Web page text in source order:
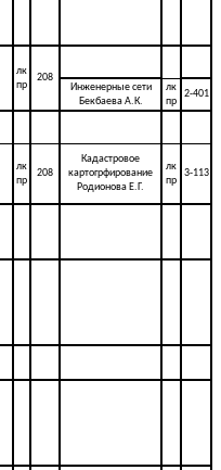
лк
пр
208
Инженерные сети
Бекбаева А.К.
лк
пр
2-401
лк
пр
208
Кадастровое
картогрфирование
Родионова Е.Г.
лк
пр
3-113